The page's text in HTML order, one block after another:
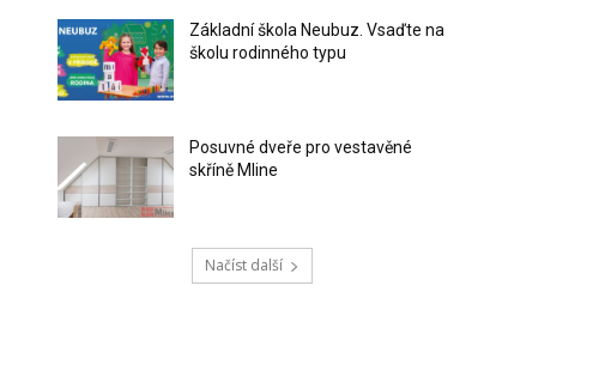
Základní škola Neubuz. Vsaďte na
školu rodinného typu
Posuvné dveře pro vestavěné
skříně Mline
Načíst další